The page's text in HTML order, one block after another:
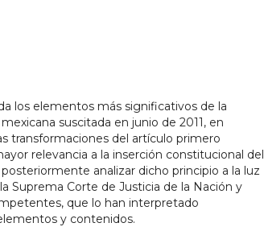
los elementos más significativos de la
suscitada en junio de 2011, en
transformaciones del artículo primero
relevancia a la inserción constitucional del
analizar dicho principio a la luz
Suprema Corte de Justicia de la Nación y
que lo han interpretado
y contenidos.